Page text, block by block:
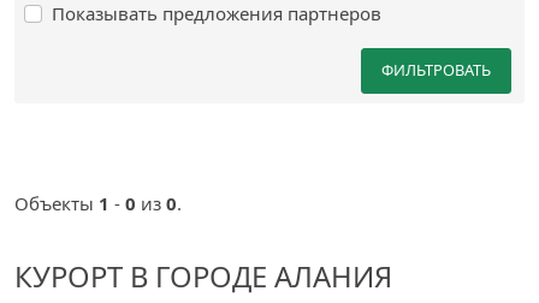
Показывать предложения партнеров
ФИЛЬТРОВАТЬ
Объекты 1 - 0 из 0.
КУРОРТ В ГОРОДЕ АЛАНИЯ